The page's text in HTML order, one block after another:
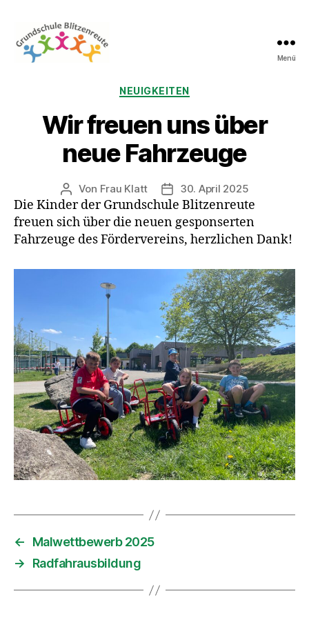
Menü
Kategorien
NEUIGKEITEN
Wir freuen uns über
neue Fahrzeuge
Beitragsautor
Von Frau Klatt Veröffentlichungsdatum
30. April 2025
Die Kinder der Grundschule Blitzenreute
freuen sich über die neuen gesponserten
Fahrzeuge des Fördervereins, herzlichen Dank!
←
Malwettbewerb 2025
→
Radfahrausbildung